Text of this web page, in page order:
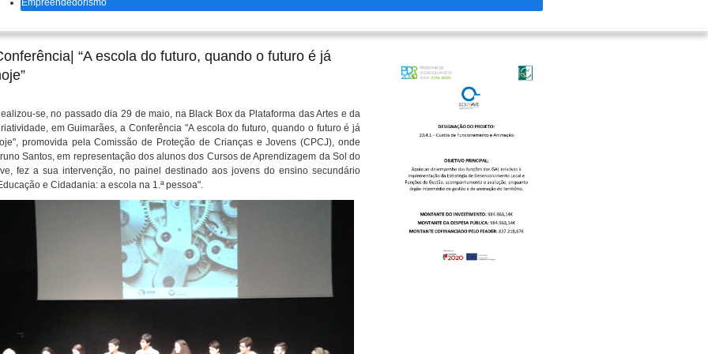
Empreendedorismo
“A escola do futuro, quando o futuro é já
se, no passado dia 29 de maio, na Black Box da Plataforma das Artes e da
em Guimarães, a Conferência "A escola do futuro, quando o futuro é já
promovida pela Comissão de Proteção de Crianças e Jovens (CPCJ), onde
Santos, em representação dos alunos dos Cursos de Aprendizagem da Sol do
fez a sua intervenção, no painel destinado aos jovens do ensino secundário
e Cidadania: a escola na 1.ª pessoa".